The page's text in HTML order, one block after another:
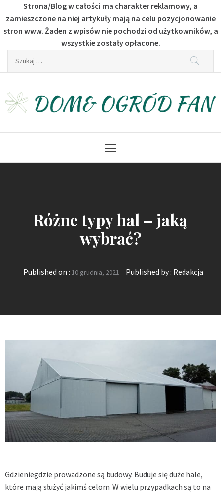
Strona/Blog w całości ma charakter reklamowy, a
zamieszczone na niej artykuły mają na celu pozycjonowanie
stron www. Żaden z wpisów nie pochodzi od użytkowników, a
wszystkie zostały opłacone.
Szukaj:
Dom & Ogród Fan
Menu
Różne typy hal – jaką
wybrać?
Published on : 10 grudnia, 2021 Published by : Redakcja
Gdzieniegdzie prowadzone są budowy. Buduje się duże hale,
które mają służyć jakimś celom. W wielu przypadkach są to na